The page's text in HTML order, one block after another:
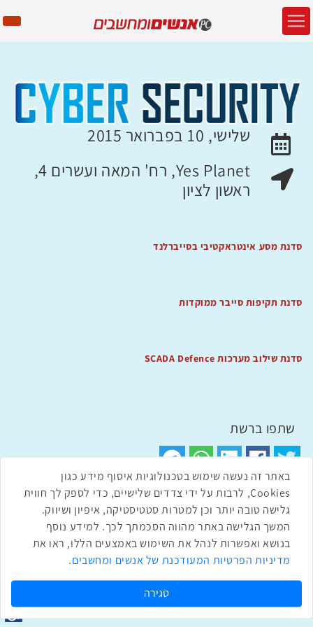
האירוע יתקיים בתאריך
שלישי, 10 בפברואר 2015
מקום האירוע:
Yes Planet, רח' המאה ועשרים 4,
ראשון לציון
סדנת מסע אינטראקטיבי בסייברלנד
סדנת תקיפות סייבר ממוקדות
סדנת שילוב מערכות SCADA Defence
שתפו ברשת
שתף בטוויטרשתף בפייסבוקשתף בלינקדאין
שתף בווטסאפ
באתר זה נעשה שימוש בטכנולוגיות איסוף מידע כגון
Cookies, לרבות על ידי צדדים שלישיים, כדי לספק לך חווית
גלישה טובה יותר וכן למטרות סטטיסטיקה, איפיון ושיווק.
המשך הגלישה באתר מהווה הסכמתך לכך. למידע נוסף
בנושא ואפשרות לנהל את השימוש באמצעים הללו, ראו את
מדיניות הפרטיות המעודכנת של אנשים ומחשבים.
סגירה